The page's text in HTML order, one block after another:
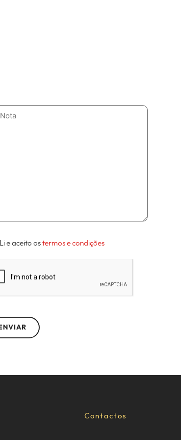
Li e aceito ostermos e condições
Contactos